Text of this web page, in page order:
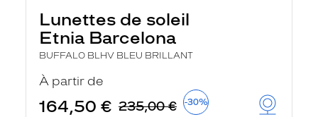
Lunettes de soleil
Etnia Barcelona
BUFFALO BLHV BLEU BRILLANT
À partir de
164,50 € 235,00 € -30%